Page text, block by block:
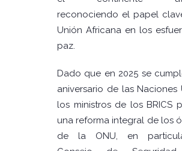
reconociendo el papel
Unión Africana en los
paz.
Dado que en 2025 se
aniversario de las Naciones
los ministros de los BRICS
una reforma integral de los
de la ONU, en